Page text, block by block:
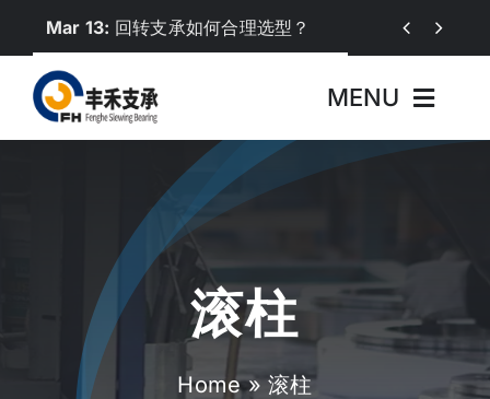
content
Mar 13: 回转支承如何合理选型？  
MENU
产品中心
行业应用
滚柱
Home»滚柱